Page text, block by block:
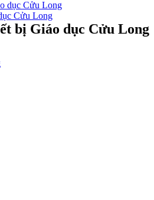
Cửu Long
bị Giáo dục Cửu Long